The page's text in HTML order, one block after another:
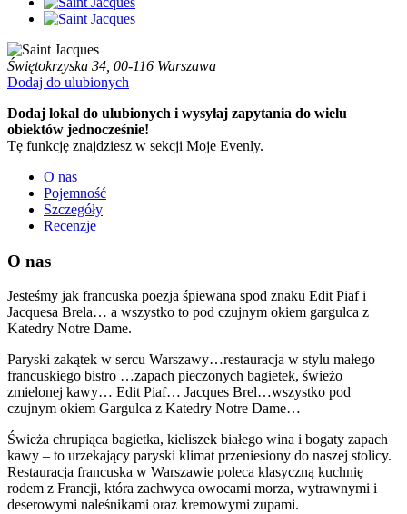
Świętokrzyska 34, 00-116 Warszawa
Dodaj do ulubionych
Dodaj lokal do ulubionych i wysyłaj zapytania do wielu
obiektów jednocześnie!
Tę funkcję znajdziesz w sekcji Moje Evenly.
O nas
Pojemność
Szczegóły
Recenzje
O nas
Jesteśmy jak francuska poezja śpiewana spod znaku Edit Piaf i
Jacquesa Brela… a wszystko to pod czujnym okiem gargulca z
Katedry Notre Dame.
Paryski zakątek w sercu Warszawy…restauracja w stylu małego
francuskiego bistro …zapach pieczonych bagietek, świeżo
zmielonej kawy… Edit Piaf… Jacques Brel…wszystko pod
czujnym okiem Gargulca z Katedry Notre Dame…
Świeża chrupiąca bagietka, kieliszek białego wina i bogaty zapach
kawy – to urzekający paryski klimat przeniesiony do naszej stolicy.
Restauracja francuska w Warszawie poleca klasyczną kuchnię
rodem z Francji, która zachwyca owocami morza, wytrawnymi i
deserowymi naleśnikami oraz kremowymi zupami.